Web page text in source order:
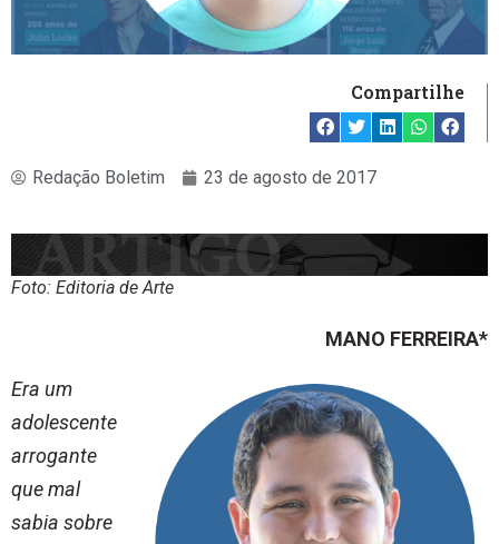
Compartilhe
Redação Boletim 23 de agosto de 2017
Foto: Editoria de Arte
MANO FERREIRA*
Era um
adolescente
arrogante
que mal
sabia sobre